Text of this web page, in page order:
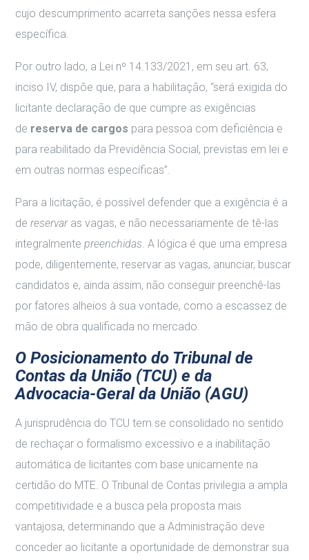
cujo descumprimento acarreta sanções nessa esfera
específica.
Por outro lado, a Lei nº 14.133/2021, em seu art. 63,
inciso IV, dispõe que, para a habilitação, “será exigida do
licitante declaração de que cumpre as exigências
de reserva de cargos para pessoa com deficiência e
para reabilitado da Previdência Social, previstas em lei e
em outras normas específicas”.
Para a licitação, é possível defender que a exigência é a
dereservaras vagas, e não necessariamente de tê-las
integralmentepreenchidas . A lógica é que uma empresa
pode, diligentemente, reservar as vagas, anunciar, buscar
candidatos e, ainda assim, não conseguir preenchê-las
por fatores alheios à sua vontade, como a escassez de
mão de obra qualificada no mercado.
O Posicionamento do Tribunal de
Contas da União (TCU) e da
Advocacia-Geral da União (AGU)
A jurisprudência do TCU tem se consolidado no sentido
de rechaçar o formalismo excessivo e a inabilitação
automática de licitantes com base unicamente na
certidão do MTE. O Tribunal de Contas privilegia a ampla
competitividade e a busca pela proposta mais
vantajosa, determinando que a Administração deve
conceder ao licitante a oportunidade de demonstrar sua